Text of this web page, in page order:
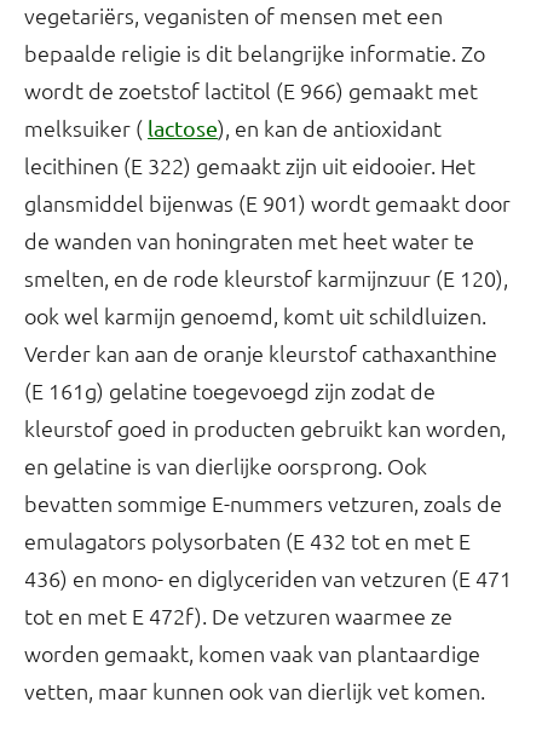
vegetariërs, veganisten of mensen met een
bepaalde religie is dit belangrijke informatie. Zo
wordt de zoetstof lactitol (E 966) gemaakt met
melksuiker ( lactose), en kan de antioxidant
lecithinen (E 322) gemaakt zijn uit eidooier. Het
glansmiddel bijenwas (E 901) wordt gemaakt door
de wanden van honingraten met heet water te
smelten, en de rode kleurstof karmijnzuur (E 120),
ook wel karmijn genoemd, komt uit schildluizen.
Verder kan aan de oranje kleurstof cathaxanthine
(E 161g) gelatine toegevoegd zijn zodat de
kleurstof goed in producten gebruikt kan worden,
en gelatine is van dierlijke oorsprong. Ook
bevatten sommige E-nummers vetzuren, zoals de
emulagators polysorbaten (E 432 tot en met E
436) en mono- en diglyceriden van vetzuren (E 471
tot en met E 472f). De vetzuren waarmee ze
worden gemaakt, komen vaak van plantaardige
vetten, maar kunnen ook van dierlijk vet komen.